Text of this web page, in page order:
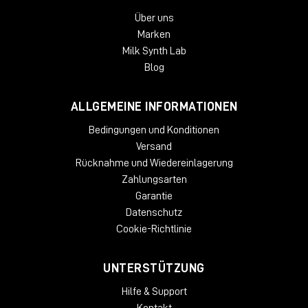
Max. Gewicht von 100 Pfund
Über uns
Marken
Milk Synth Lab
Blog
ALLGEMEINE INFORMATIONEN
Bedingungen und Konditionen
Versand
Rücknahme und Wiedereinlagerung
Zahlungsarten
Garantie
Datenschutz
Cookie-Richtlinie
UNTERSTÜTZUNG
Hilfe & Support